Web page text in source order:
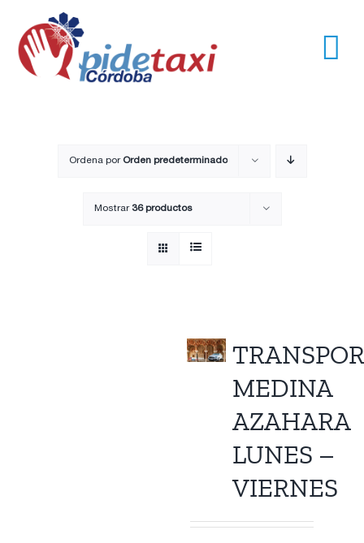
contenido
EmpresasOrdena por Orden predeterminado
Mostrar 36 productos
MEDINA
AZAHARA
LUNES –
VIERNES